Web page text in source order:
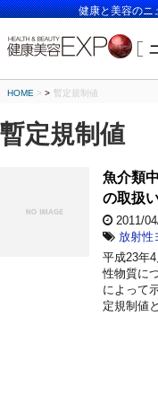
健康と美容のニ
HOME > 暫定規制値
暫定規制値
魚介類
の取扱
2011/
放射性
平成23年
性物質に
によって
定規制値